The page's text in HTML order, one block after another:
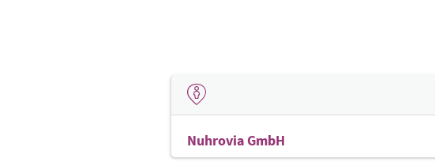
Nuhrovia GmbH